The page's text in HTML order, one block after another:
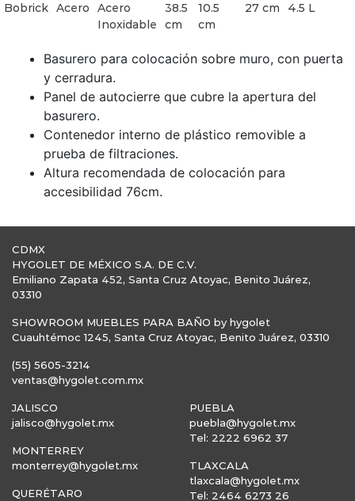
Bobrick Acero
Acero
Inoxidable
38.5
cm
10.5
cm
27 cm 4.5 L
Basurero para colocación sobre muro, con puerta
y cerradura.
Panel de autocierre que cubre la apertura del
basurero.
Contenedor interno de plástico removible a
prueba de filtraciones.
Altura recomendada de colocación para
accesibilidad 76cm.
CDMX
HYGOLET DE MÉXICO S.A. DE C.V.
Emiliano Zapata 452, Santa Cruz Atoyac, Benito Juárez,
03310
SHOWROOM MUEBLES PARA BAÑO by hygolet
Cuauhtémoc 1245, Santa Cruz Atoyac, Benito Juárez, 03310
(55) 5605-3214
ventas@hygolet.com.mx
JALISCO
jalisco@hygolet.mx
MONTERREY
monterrey@hygolet.mx
QUERÉTARO
PUEBLA
puebla@hygolet.mx
Tel: 2222 6962 37
TLAXCALA
tlaxcala@hygolet.mx
Tel: 2464 6273 26